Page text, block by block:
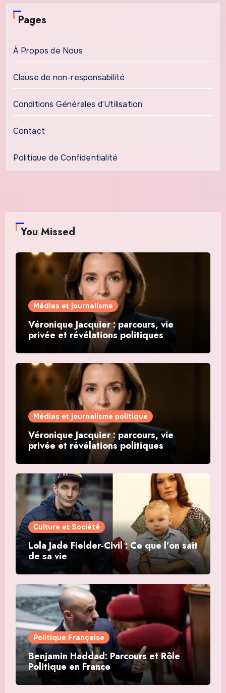
Pages
À Propos de Nous
Clause de non-responsabilité
Conditions Générales d’Utilisation
Contact
Politique de Confidentialité
You Missed
Médias et journalisme
Véronique Jacquier : parcours, vie
privée et révélations politiques
Médias et journalisme politique
Véronique Jacquier : parcours, vie
privée et révélations politiques
Culture et Société
Lola Jade Fielder-Civil : Ce que l’on sait
de sa vie
Politique Française
Benjamin Haddad: Parcours et Rôle
Politique en France